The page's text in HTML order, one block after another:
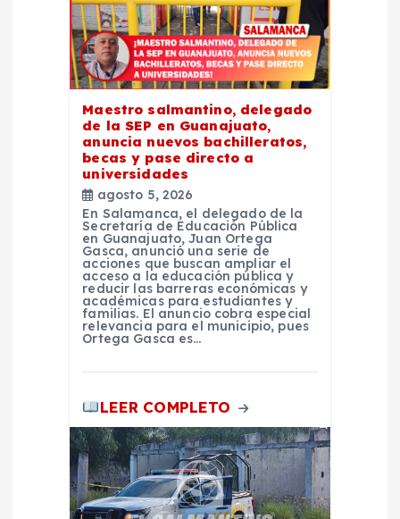
Maestro salmantino, delegado
de la SEP en Guanajuato,
anuncia nuevos bachilleratos,
becas y pase directo a
universidades
agosto 5, 2026
En Salamanca, el delegado de la
Secretaría de Educación Pública
en Guanajuato, Juan Ortega
Gasca, anunció una serie de
acciones que buscan ampliar el
acceso a la educación pública y
reducir las barreras económicas y
académicas para estudiantes y
familias. El anuncio cobra especial
relevancia para el municipio, pues
Ortega Gasca es…
LEER COMPLETO